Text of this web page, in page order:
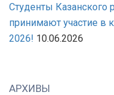
Студенты Казанского
принимают участие в
2026! 10.06.2026
АРХИВЫ